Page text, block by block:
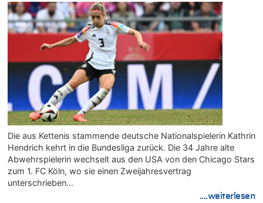
Die aus Kettenis stammende deutsche Nationalspielerin Kathrin
Hendrich kehrt in die Bundesliga zurück. Die 34 Jahre alte
Abwehrspielerin wechselt aus den USA von den Chicago Stars
zum 1. FC Köln, wo sie einen Zweijahresvertrag
unterschrieben…
....weiterlesen